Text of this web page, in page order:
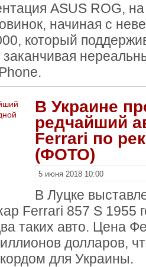
ASUS ROG,
начиная с
который
заканчивая
В Украине
редчайший
Ferrari по
(ФОТО)
5 июня 2018 10:00
В Луцке
Ferrari 857 S 1955
таких авто. Цена
долларов,
для Украины.